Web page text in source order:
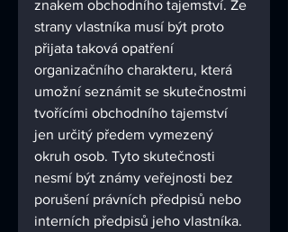
znakem obchodního tajemství. Ze
strany vlastníka musí být proto
přijata taková opatření
organizačního charakteru, která
umožní seznámit se skutečnostmi
tvořícími obchodního tajemství
jen určitý předem vymezený
okruh osob. Tyto skutečnosti
nesmí být známy veřejnosti bez
porušení právních předpisů nebo
interních předpisů jeho vlastníka.